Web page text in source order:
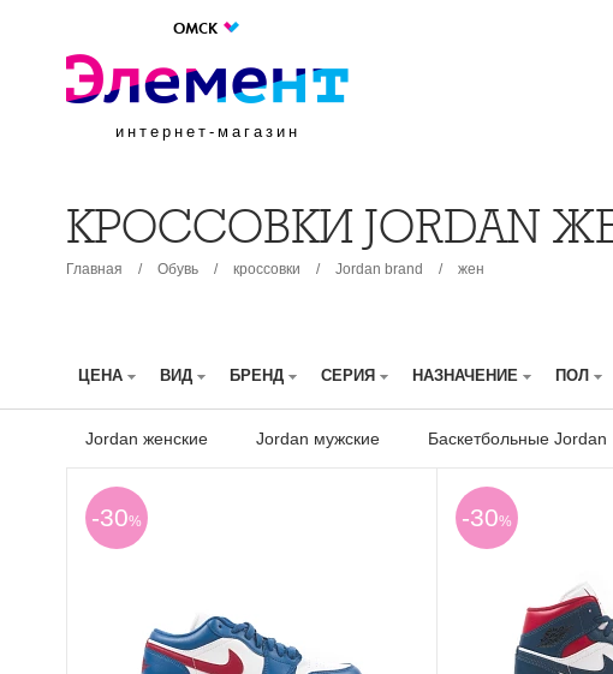
ОМСК
интернет-магазин
КРОССОВКИ JORDAN
Главная / Обувь / кроссовки / Jordan brand / жен
ЦЕНА ВИД БРЕНД СЕРИЯ НАЗНАЧЕНИЕ ПОЛ
Jordan женские Jordan мужские Баскетбольные Jordan
-30% -30%